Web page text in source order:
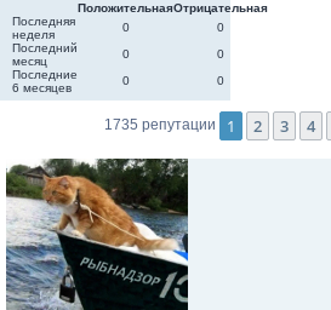
ПоложительнаяОтрицательная
Последняя
неделя
0
0
Последний
месяц
0
0
Последние
6 месяцев
0 0
1735 репутации 1 2 3 4